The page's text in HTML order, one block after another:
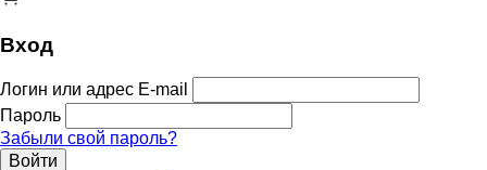
Вход
Логин или адрес E-mail
Пароль
Забыли свой пароль?
Войти